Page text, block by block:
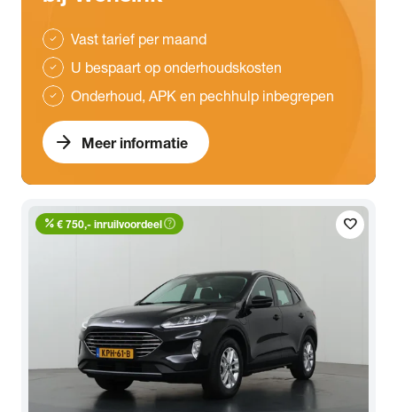
check Vast tarief per maand
check U bespaart op onderhoudskosten
check Onderhoud, APK en pechhulp inbegrepen
arrow_forward Meer informatie
favorite
percent € 750,- inruilvoordeelhelp_outline